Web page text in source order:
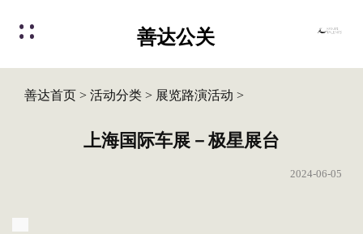
善达公关
善达首页> 活动分类> 展览路演活动 >
上海国际车展－极星展台
2024-06-05